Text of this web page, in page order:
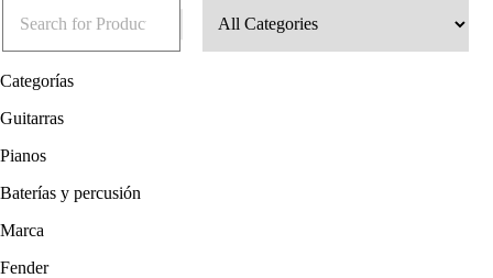
Categorías
Guitarras
Pianos
Baterías y percusión
Marca
Fender